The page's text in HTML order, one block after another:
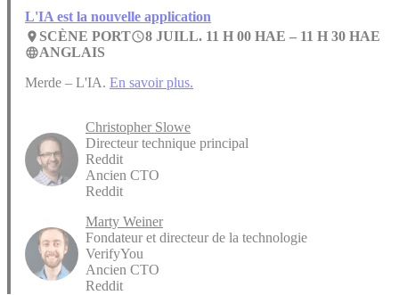
L'IA est la nouvelle application
place SCÈNE PORTaccess_time8 JUILL. 11 H 00 HAE – 11 H 30 HAE
languageANGLAIS
Merde – L'IA. En savoir plus.
Christopher Slowe
Directeur technique principal
Reddit
Ancien CTO
Reddit
Marty Weiner
Fondateur et directeur de la technologie
VerifyYou
Ancien CTO
Reddit